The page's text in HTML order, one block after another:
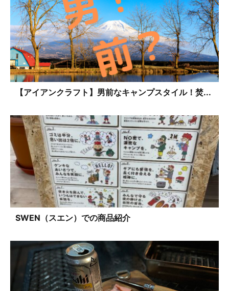
【アイアンクラフト】男前なキャンプスタイル！焚...
SWEN（スエン）での商品紹介